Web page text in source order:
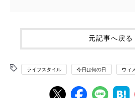
元記事へ戻る
ライフスタイル 今日は何の日 ウィ